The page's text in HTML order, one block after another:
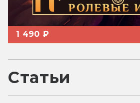
1 490 ₽
Статьи